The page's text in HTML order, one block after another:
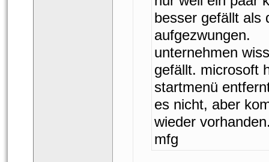
besser gefällt als
aufgezwungen.
unternehmen
gefällt. microsoft
tartmenü
es nicht, aber
wieder
mfg